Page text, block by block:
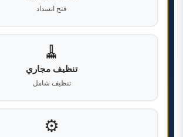
فتح انسداد
🧹
تنظيف مجاري
تنظيف شامل
⚙️